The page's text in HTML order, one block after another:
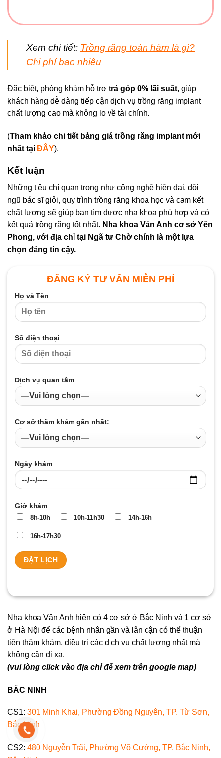
Xem chi tiết: Trồng răng toàn hàm là gì?
Chi phí bao nhiêu
Đặc biệt, phòng khám hỗ trợ trả góp 0% lãi suất, giúp
khách hàng dễ dàng tiếp cận dịch vụ trồng răng implant
chất lượng cao mà không lo về tài chính.
(Tham khảo chi tiết bảng giá trồng răng implant mới
nhất tại ĐÂY).
Kết luận
Những tiêu chí quan trọng như công nghệ hiện đại, đội
ngũ bác sĩ giỏi, quy trình trồng răng khoa học và cam kết
chất lượng sẽ giúp bạn tìm được nha khoa phù hợp và có
kết quả trồng răng tốt nhất. Nha khoa Vân Anh cơ sở Yên
Phong, với địa chỉ tại Ngã tư Chờ chính là một lựa
chọn đáng tin cậy.
ĐĂNG KÝ TƯ VẤN MIỄN PHÍ
Họ và Tên
Số điện thoại
Dịch vụ quan tâm
Cơ sở thăm khám gần nhất:
Ngày khám
Giờ khám
8h-10h 10h-11h30 14h-16h
16h-17h30
Nha khoa Vân Anh hiện có 4 cơ sở ở Bắc Ninh và 1 cơ sở
ở Hà Nội để các bệnh nhân gần và lân cận có thể thuận
tiện thăm khám, điều trị các dịch vụ chất lượng nhất mà
không cần đi xa.
(vui lòng click vào địa chỉ để xem trên google map)
BẮC NINH
CS1: 301 Minh Khai, Phường Đồng Nguyên, TP. Từ Sơn,
Bắc Ninh
CS2: 480 Nguyễn Trãi, Phường Võ Cường, TP. Bắc Ninh,